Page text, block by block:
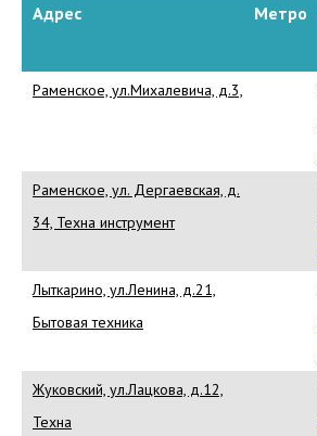
реализуемой продукции,
эрудицию. В сети магазинов
Адрес Метро
Раменское, ул.Михалевича, д.3,
Раменское, ул. Дергаевская, д.
34, Техна инструмент
Лыткарино, ул.Ленина, д.21,
Бытовая техника
Жуковский, ул.Лацкова, д.12,
Техна